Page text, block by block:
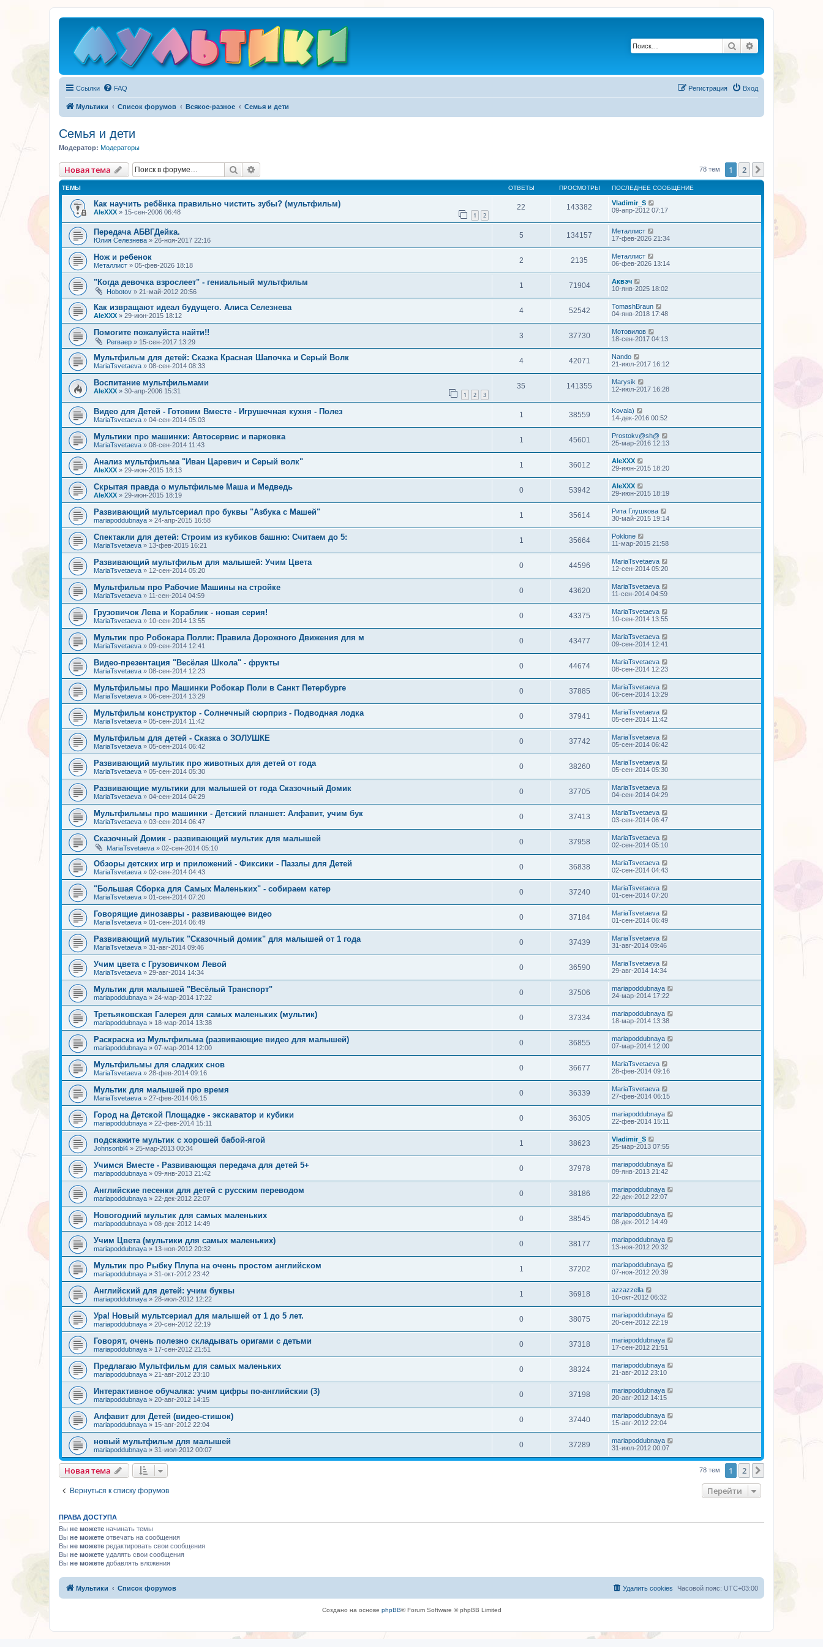
Поиск
Ссылки FAQ Вход
Регистрация
Мультики Список форумов Всякое-разное Семья и дети
Семья и дети
Модератор: Модераторы
Новая тема Поиск 78 тем 1 2
ТЕМЫ ОТВЕТЫ ПРОСМОТРЫ ПОСЛЕДНЕЕ СООБЩЕНИЕ
Как научить ребёнка правильно чистить зубы? (мультфильм)
AleXXX » 15-сен-2006 06:48 1 2
22 143382
Vladimir_S
09-апр-2012 07:17
Передача АБВГДейка.
Юлия Селезнева » 26-ноя-2017 22:16
5 134157
Металлист
17-фев-2026 21:34
Нож и ребенок
Металлист » 05-фев-2026 18:18
2 2135
Металлист
06-фев-2026 13:14
"Когда девочка взрослеет" - гениальный мультфильм
Hobotov » 21-май-2012 20:56
1 71904
Аквэч
10-янв-2025 18:02
Как извращают идеал будущего. Алиса Селезнева
AleXXX » 29-июн-2015 18:12
4 52542
TomashBraun
04-янв-2018 17:48
Помогите пожалуйста найти!!
Регваер » 15-сен-2017 13:29
3 37730
Мотовилов
18-сен-2017 04:13
Мультфильм для детей: Сказка Красная Шапочка и Серый Волк
MariaTsvetaeva » 08-сен-2014 08:33
4 42071
Nando
21-июл-2017 16:12
Воспитание мультфильмами
AleXXX » 30-апр-2006 15:31 1 2 3
35 141355
Marysik
12-июл-2017 16:28
Видео для Детей - Готовим Вместе - Игрушечная кухня - Полез
MariaTsvetaeva » 04-сен-2014 05:03
1 38559
Kovala)
14-дек-2016 00:52
Мультики про машинки: Автосервис и парковка
MariaTsvetaeva » 08-сен-2014 11:43
1 45601
Prostokv@sh@
25-мар-2016 12:13
Анализ мультфильма "Иван Царевич и Серый волк"
AleXXX » 29-июн-2015 18:13
1 36012
AleXXX
29-июн-2015 18:20
Скрытая правда о мультфильме Маша и Медведь
AleXXX » 29-июн-2015 18:19
0 53942
AleXXX
29-июн-2015 18:19
Развивающий мультсериал про буквы "Азбука с Машей"
mariapoddubnaya » 24-апр-2015 16:58
1 35614
Рита Глушкова
30-май-2015 19:14
Спектакли для детей: Строим из кубиков башню: Считаем до 5:
MariaTsvetaeva » 13-фев-2015 16:21
1 35664
Poklone
11-мар-2015 21:58
Развивающий мультфильм для малышей: Учим Цвета
MariaTsvetaeva » 12-сен-2014 05:20
0 44596
MariaTsvetaeva
12-сен-2014 05:20
Мультфильм про Рабочие Машины на стройке
MariaTsvetaeva » 11-сен-2014 04:59
0 43620
MariaTsvetaeva
11-сен-2014 04:59
Грузовичок Лева и Кораблик - новая серия!
MariaTsvetaeva » 10-сен-2014 13:55
0 43375
MariaTsvetaeva
10-сен-2014 13:55
Мультик про Робокара Полли: Правила Дорожного Движения для м
MariaTsvetaeva » 09-сен-2014 12:41
0 43477
MariaTsvetaeva
09-сен-2014 12:41
Видео-презентация "Весёлая Школа" - фрукты
MariaTsvetaeva » 08-сен-2014 12:23
0 44674
MariaTsvetaeva
08-сен-2014 12:23
Мультфильмы про Машинки Робокар Поли в Санкт Петербурге
MariaTsvetaeva » 06-сен-2014 13:29
0 37885
MariaTsvetaeva
06-сен-2014 13:29
Мультфильм конструктор - Солнечный сюрприз - Подводная лодка
MariaTsvetaeva » 05-сен-2014 11:42
0 37941
MariaTsvetaeva
05-сен-2014 11:42
Мультфильм для детей - Сказка о ЗОЛУШКЕ
MariaTsvetaeva » 05-сен-2014 06:42
0 37742
MariaTsvetaeva
05-сен-2014 06:42
Развивающий мультик про животных для детей от года
MariaTsvetaeva » 05-сен-2014 05:30
0 38260
MariaTsvetaeva
05-сен-2014 05:30
Развивающие мультики для малышей от года Сказочный Домик
MariaTsvetaeva » 04-сен-2014 04:29
0 37705
MariaTsvetaeva
04-сен-2014 04:29
Мультфильмы про машинки - Детский планшет: Алфавит, учим бук
MariaTsvetaeva » 03-сен-2014 06:47
0 37413
MariaTsvetaeva
03-сен-2014 06:47
Сказочный Домик - развивающий мультик для малышей
MariaTsvetaeva » 02-сен-2014 05:10
0 37958
MariaTsvetaeva
02-сен-2014 05:10
Обзоры детских игр и приложений - Фиксики - Паззлы для Детей
MariaTsvetaeva » 02-сен-2014 04:43
0 36838
MariaTsvetaeva
02-сен-2014 04:43
"Большая Сборка для Самых Маленьких" - собираем катер
MariaTsvetaeva » 01-сен-2014 07:20
0 37240
MariaTsvetaeva
01-сен-2014 07:20
Говорящие динозавры - развивающее видео
MariaTsvetaeva » 01-сен-2014 06:49
0 37184
MariaTsvetaeva
01-сен-2014 06:49
Развивающий мультик "Сказочный домик" для малышей от 1 года
MariaTsvetaeva » 31-авг-2014 09:46
0 37439
MariaTsvetaeva
31-авг-2014 09:46
Учим цвета с Грузовичком Левой
MariaTsvetaeva » 29-авг-2014 14:34
0 36590
MariaTsvetaeva
29-авг-2014 14:34
Мультик для малышей "Весёлый Транспорт"
mariapoddubnaya » 24-мар-2014 17:22
0 37506
mariapoddubnaya
24-мар-2014 17:22
Третьяковская Галерея для самых маленьких (мультик)
mariapoddubnaya » 18-мар-2014 13:38
0 37334
mariapoddubnaya
18-мар-2014 13:38
Раскраска из Мультфильма (развивающие видео для малышей)
mariapoddubnaya » 07-мар-2014 12:00
0 36855
mariapoddubnaya
07-мар-2014 12:00
Мультфильмы для сладких снов
MariaTsvetaeva » 28-фев-2014 09:16
0 36677
MariaTsvetaeva
28-фев-2014 09:16
Мультик для малышей про время
MariaTsvetaeva » 27-фев-2014 06:15
0 36339
MariaTsvetaeva
27-фев-2014 06:15
Город на Детской Площадке - экскаватор и кубики
mariapoddubnaya » 22-фев-2014 15:11
0 36305
mariapoddubnaya
22-фев-2014 15:11
подскажите мультик с хорошей бабой-ягой
Johnsonbl4 » 25-мар-2013 00:34
1 38623
Vladimir_S
25-мар-2013 07:55
Учимся Вместе - Развивающая передача для детей 5+
mariapoddubnaya » 09-янв-2013 21:42
0 37978
mariapoddubnaya
09-янв-2013 21:42
Английские песенки для детей с русским переводом
mariapoddubnaya » 22-дек-2012 22:07
0 38186
mariapoddubnaya
22-дек-2012 22:07
Новогодний мультик для самых маленьких
mariapoddubnaya » 08-дек-2012 14:49
0 38545
mariapoddubnaya
08-дек-2012 14:49
Учим Цвета (мультики для самых маленьких)
mariapoddubnaya » 13-ноя-2012 20:32
0 38177
mariapoddubnaya
13-ноя-2012 20:32
Мультик про Рыбку Плупа на очень простом английском
mariapoddubnaya » 31-окт-2012 23:42
1 37202
mariapoddubnaya
07-ноя-2012 20:39
Английский для детей: учим буквы
mariapoddubnaya » 28-июл-2012 12:22
1 36918
azzazzella
10-окт-2012 06:32
Ура! Новый мультсериал для малышей от 1 до 5 лет.
mariapoddubnaya » 20-сен-2012 22:19
0 38075
mariapoddubnaya
20-сен-2012 22:19
Говорят, очень полезно складывать оригами с детьми
mariapoddubnaya » 17-сен-2012 21:51
0 37318
mariapoddubnaya
17-сен-2012 21:51
Предлагаю Мультфильм для самых маленьких
mariapoddubnaya » 21-авг-2012 23:10
0 38324
mariapoddubnaya
21-авг-2012 23:10
Интерактивное обучалка: учим цифры по-английскии (3)
mariapoddubnaya » 20-авг-2012 14:15
0 37198
mariapoddubnaya
20-авг-2012 14:15
Алфавит для Детей (видео-стишок)
mariapoddubnaya » 15-авг-2012 22:04
0 37440
mariapoddubnaya
15-авг-2012 22:04
новый мультфильм для малышей
mariapoddubnaya » 31-июл-2012 00:07
0 37289
mariapoddubnaya
31-июл-2012 00:07
Новая тема 78 тем 1 2
Вернуться к списку форумов Перейти
ПРАВА ДОСТУПА
Вы не можете начинать темы
Вы не можете отвечать на сообщения
Вы не можете редактировать свои сообщения
Вы не можете удалять свои сообщения
Вы не можете добавлять вложения
Мультики Список форумов Часовой пояс: UTC+03:00
Удалить cookies
Создано на основе phpBB® Forum Software © phpBB Limited